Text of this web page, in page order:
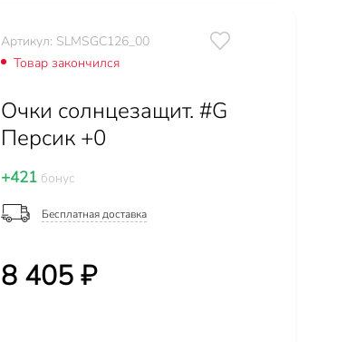
Артикул: SLMSGC126_00
Товар закончился
Очки солнцезащит. #G
Персик +0
+421бонус
Бесплатная доставка
8 405 ₽